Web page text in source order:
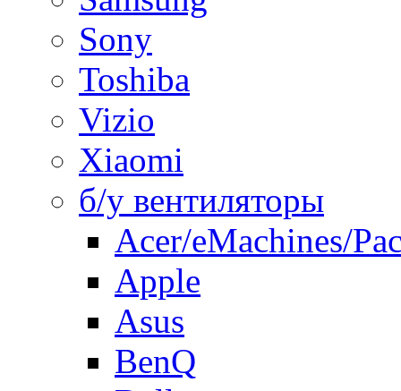
Sony
Toshiba
Vizio
Xiaomi
б/у вентиляторы
Acer/eMachines/
Apple
Asus
BenQ